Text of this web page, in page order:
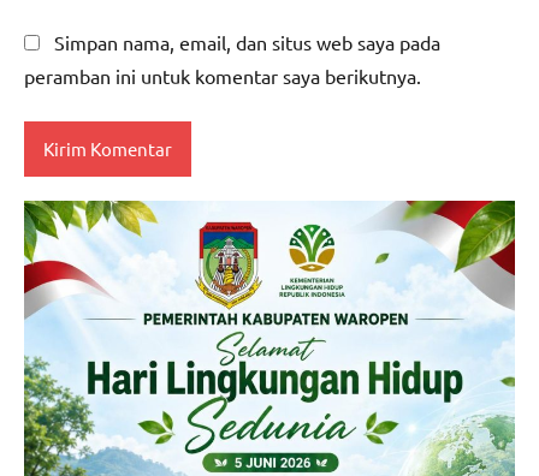
Simpan nama, email, dan situs web saya pada
peramban ini untuk komentar saya berikutnya.